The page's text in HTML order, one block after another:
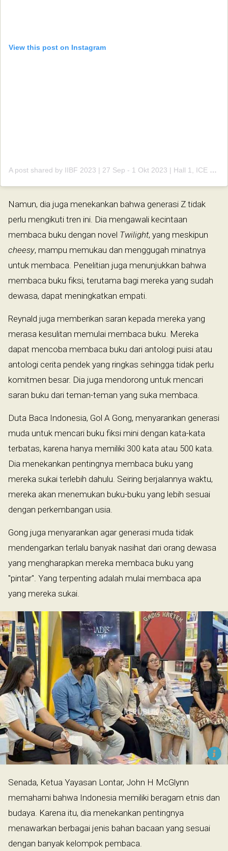
View this post on Instagram
A post shared by IIBF 2023 | 27 Sep - 1 Okt 2023 | Hall 1, ICE BSD City (@indonesiainternationalbookfair)
Namun, dia juga menekankan bahwa generasi Z tidak
perlu mengikuti tren ini. Dia mengawali kecintaan
membaca buku dengan novel Twilight, yang meskipun
cheesy, mampu memukau dan menggugah minatnya
untuk membaca. Penelitian juga menunjukkan bahwa
membaca buku fiksi, terutama bagi mereka yang sudah
dewasa, dapat meningkatkan empati.
Reynald juga memberikan saran kepada mereka yang
merasa kesulitan memulai membaca buku. Mereka
dapat mencoba membaca buku dari antologi puisi atau
antologi cerita pendek yang ringkas sehingga tidak perlu
komitmen besar. Dia juga mendorong untuk mencari
saran buku dari teman-teman yang suka membaca.
Duta Baca Indonesia, Gol A Gong, menyarankan generasi
muda untuk mencari buku fiksi mini dengan kata-kata
terbatas, karena hanya memiliki 300 kata atau 500 kata.
Dia menekankan pentingnya membaca buku yang
mereka sukai terlebih dahulu. Seiring berjalannya waktu,
mereka akan menemukan buku-buku yang lebih sesuai
dengan perkembangan usia.
Gong juga menyarankan agar generasi muda tidak
mendengarkan terlalu banyak nasihat dari orang dewasa
yang mengharapkan mereka membaca buku yang
"pintar". Yang terpenting adalah mulai membaca apa
yang mereka sukai.
Senada, Ketua Yayasan Lontar, John H McGlynn
memahami bahwa Indonesia memiliki beragam etnis dan
budaya. Karena itu, dia menekankan pentingnya
menawarkan berbagai jenis bahan bacaan yang sesuai
dengan banyak kelompok pembaca.